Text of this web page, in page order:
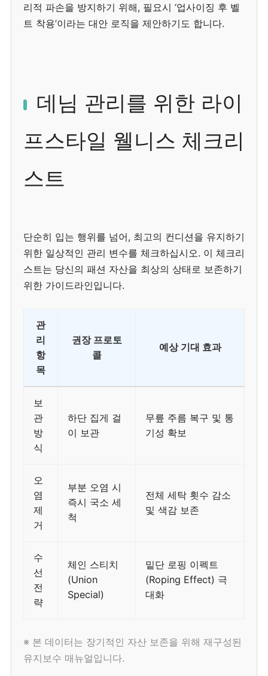
리적 파손을 방지하기 위해, 필요시 ‘업사이징 후 벨
트 착용’이라는 대안 로직을 제안하기도 합니다.
데님 관리를 위한 라이
프스타일 웰니스 체크리
스트
단순히 입는 행위를 넘어, 최고의 컨디션을 유지하기
위한 일상적인 관리 변수를 체크하십시오. 이 체크리
스트는 당신의 패션 자산을 최상의 상태로 보존하기
위한 가이드라인입니다.
관
리
항
목
권장 프로토
콜
예상 기대 효과
보
관
방
식
하단 집게 걸
이 보관
무릎 주름 복구 및 통
기성 확보
오
염
제
거
부분 오염 시
즉시 국소 세
척
전체 세탁 횟수 감소
및 색감 보존
수
선
전
략
체인 스티치
(Union
Special)
밑단 로핑 이펙트
(Roping Effect) 극
대화
※ 본 데이터는 장기적인 자산 보존을 위해 재구성된
유지보수 매뉴얼입니다.